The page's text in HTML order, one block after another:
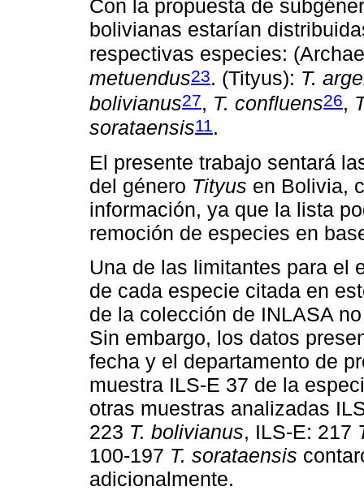
Con la propuesta de
bolivianas estarían
respectivas especies:
metuendus23. (Tityus): T.
bolivianus27, T. confluens26,
sorataensis11 .
El presente trabajo sentará
del género Tityus en Bolivia,
información, ya que la lista
remoción de especies en
Una de las limitantes para el
de cada especie citada en
de la colección de INLASA
Sin embargo, los datos
fecha y el departamento de
muestra ILS-E 37 de la
otras muestras analizadas
223 T. bolivianus, ILS-E: 217
100-197 T. sorataensis
adicionalmente.